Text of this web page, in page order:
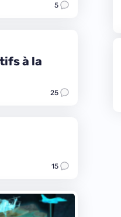
5
à la
25
15